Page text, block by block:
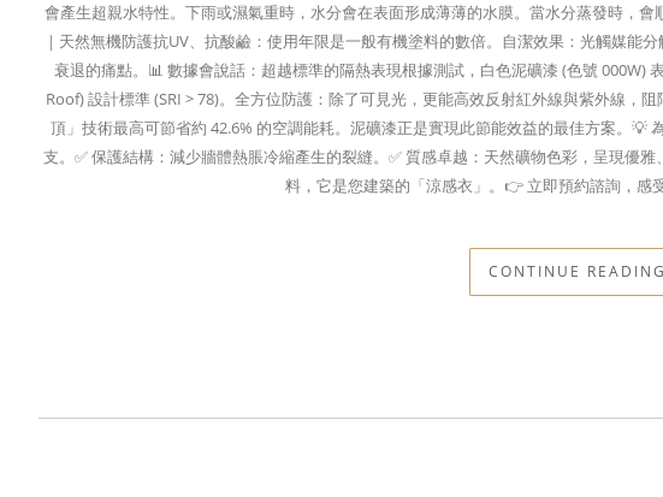
會產生超親水特性。下雨或濕氣重時，水分會在表面形成薄薄的水膜。當水分蒸發時，
｜天然無機防護抗UV、抗酸鹼：使用年限是一般有機塗料的數倍。自潔效果：光觸媒能
衰退的痛點。📊 數據會說話：超越標準的隔熱表現根據測試，白色泥礦漆 (色號 000W)
Roof) 設計標準 (SRI > 78)。全方位防護：除了可見光，更能高效反射紅外線與紫外線，
頂」技術最高可節省約 42.6% 的空調能耗。泥礦漆正是實現此節能效益的最佳方案。💡
支。✅ 保護結構：減少牆體熱脹冷縮產生的裂縫。✅ 質感卓越：天然礦物色彩，呈現優
料，它是您建築的「涼感衣」。👉 立即預約諮詢，感
CONTINUE READING